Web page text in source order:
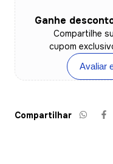
Ganhe
Compartilhe
cupom
Avaliar
Compartilhar